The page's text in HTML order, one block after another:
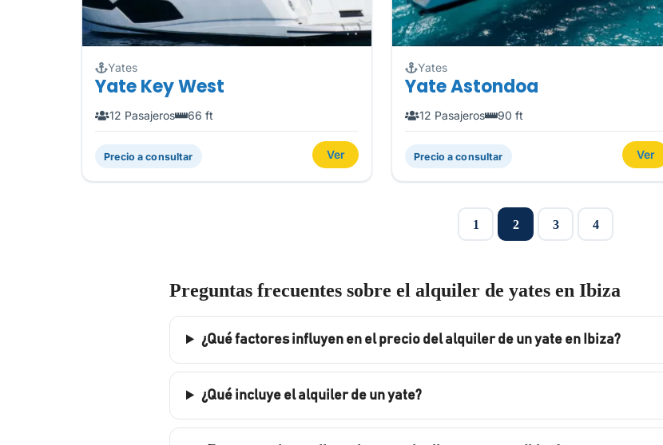
Yates
Yate Key West
12 Pasajeros 66 ft
Precio a consultar Ver
Yates
Yate Astondoa
12 Pasajeros 90 ft
Precio a consultar Ver
1 2 3 4
Preguntas frecuentes sobre el alquiler de yates en Ibiza
¿Qué factores influyen en el precio del alquiler de un yate en Ibiza?
¿Qué incluye el alquiler de un yate?